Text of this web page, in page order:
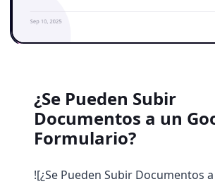
¿Se Pueden Subir
Documentos a un
Formulario?
![¿Se Pueden Subir Documentos